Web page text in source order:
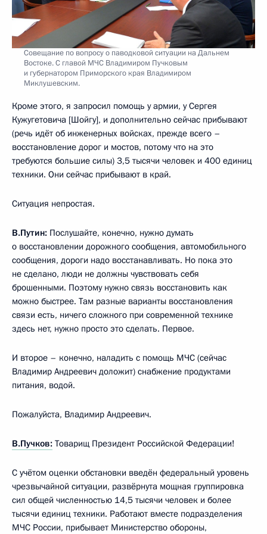
Совещание по вопросу о паводковой ситуации на Дальнем
Востоке. С главой МЧС Владимиром Пучковым
и губернатором Приморского края Владимиром
Миклушевским.
Кроме этого, я запросил помощь у армии, у Сергея
Кужугетовича [Шойгу], и дополнительно сейчас прибывают
(речь идёт об инженерных войсках, прежде всего –
восстановление дорог и мостов, потому что на это
требуются большие силы) 3,5 тысячи человек и 400 единиц
техники. Они сейчас прибывают в край.
Ситуация непростая.
В.Путин: Послушайте, конечно, нужно думать
о восстановлении дорожного сообщения, автомобильного
сообщения, дороги надо восстанавливать. Но пока это
не сделано, люди не должны чувствовать себя
брошенными. Поэтому нужно связь восстановить как
можно быстрее. Там разные варианты восстановления
связи есть, ничего сложного при современной технике
здесь нет, нужно просто это сделать. Первое.
И второе – конечно, наладить с помощь МЧС (сейчас
Владимир Андреевич доложит) снабжение продуктами
питания, водой.
Пожалуйста, Владимир Андреевич.
В.Пучков: Товарищ Президент Российской Федерации!
С учётом оценки обстановки введён федеральный уровень
чрезвычайной ситуации, развёрнута мощная группировка
сил общей численностью 14,5 тысячи человек и более
тысячи единиц техники. Работают вместе подразделения
МЧС России, прибывает Министерство обороны,